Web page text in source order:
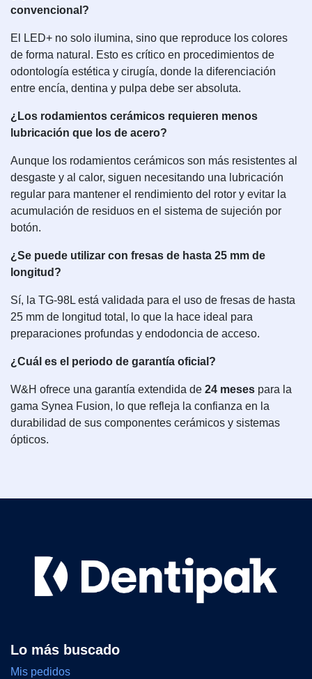
convencional?
El LED+ no solo ilumina, sino que reproduce los colores
de forma natural. Esto es crítico en procedimientos de
odontología estética y cirugía, donde la diferenciación
entre encía, dentina y pulpa debe ser absoluta.
¿Los rodamientos cerámicos requieren menos
lubricación que los de acero?
Aunque los rodamientos cerámicos son más resistentes al
desgaste y al calor, siguen necesitando una lubricación
regular para mantener el rendimiento del rotor y evitar la
acumulación de residuos en el sistema de sujeción por
botón.
¿Se puede utilizar con fresas de hasta 25 mm de
longitud?
Sí, la TG-98L está validada para el uso de fresas de hasta
25 mm de longitud total, lo que la hace ideal para
preparaciones profundas y endodoncia de acceso.
¿Cuál es el periodo de garantía oficial?
W&H ofrece una garantía extendida de 24 meses para la
gama Synea Fusion, lo que refleja la confianza en la
durabilidad de sus componentes cerámicos y sistemas
ópticos.
Lo más buscado
Mis pedidos